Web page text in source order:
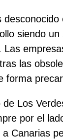
siendo
Las
las
forma
Los
por el
Canarias